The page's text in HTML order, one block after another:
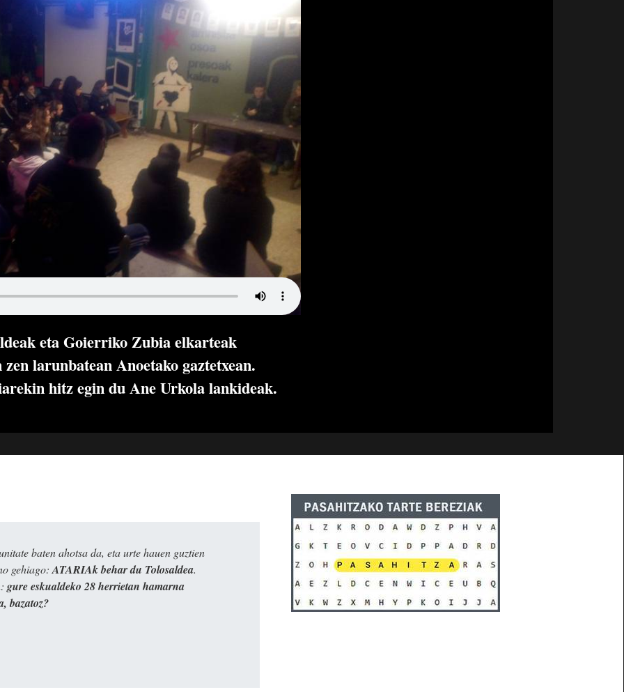
eta Goierriko Zubia elkarteak
larunbatean Anoetako gaztetxean.
hitz egin du Ane Urkola lankideak.
baten ahotsa da, eta urte hauen guztien
gehiago: ATARIAk behar du Tolosaldea.
gure eskualdeko 28 herrietan hamarna
bazatoz?